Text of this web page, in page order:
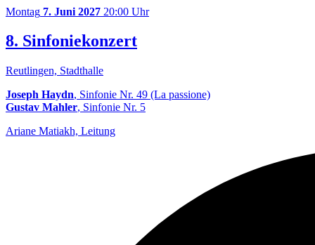
Montag 7. Juni 2027 20:00 Uhr
8. Sinfoniekonzert
Reutlingen, Stadthalle
Joseph Haydn, Sinfonie Nr. 49 (La passione)
Gustav Mahler, Sinfonie Nr. 5
Ariane Matiakh, Leitung